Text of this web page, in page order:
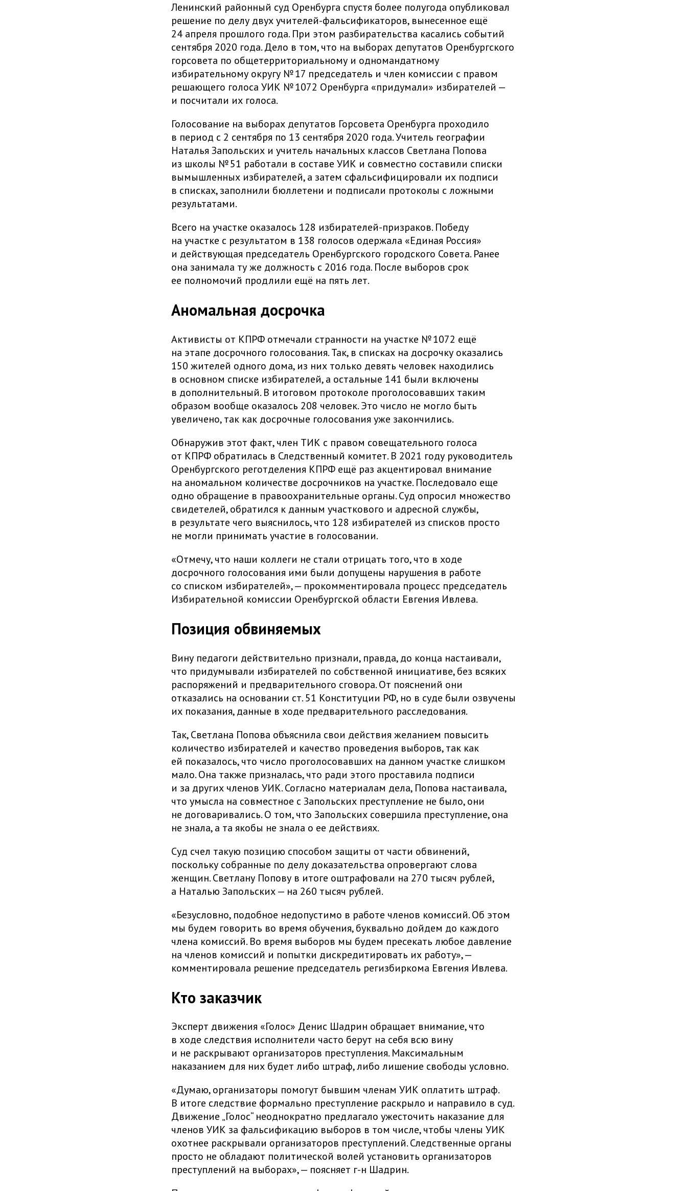
Ленинский районный суд Оренбурга спустя более полугода опубликовал
решение по делу двух учителей-фальсификаторов, вынесенное ещё
24 апреля прошлого года. При этом разбирательства касались событий
сентября 2020 года. Дело в том, что на выборах депутатов Оренбургского
горсовета по общетерриториальному и одномандатному
избирательному округу № 17 председатель и член комиссии с правом
решающего голоса УИК № 1072 Оренбурга «придумали» избирателей —
и посчитали их голоса.
Голосование на выборах депутатов Горсовета Оренбурга проходило
в период с 2 сентября по 13 сентября 2020 года. Учитель географии
Наталья Запольских и учитель начальных классов Светлана Попова
из школы № 51 работали в составе УИК и совместно составили списки
вымышленных избирателей, а затем сфальсифицировали их подписи
в списках, заполнили бюллетени и подписали протоколы с ложными
результатами.
Всего на участке оказалось 128 избирателей-призраков. Победу
на участке с результатом в 138 голосов одержала «Единая Россия»
и действующая председатель Оренбургского городского Совета. Ранее
она занимала ту же должность с 2016 года. После выборов срок
ее полномочий продлили ещё на пять лет.
Аномальная досрочка
Активисты от КПРФ отмечали странности на участке № 1072 ещё
на этапе досрочного голосования. Так, в списках на досрочку оказались
150 жителей одного дома, из них только девять человек находились
в основном списке избирателей, а остальные 141 были включены
в дополнительный. В итоговом протоколе проголосовавших таким
образом вообще оказалось 208 человек. Это число не могло быть
увеличено, так как досрочные голосования уже закончились.
Обнаружив этот факт, член ТИК с правом совещательного голоса
от КПРФ обратилась в Следственный комитет. В 2021 году руководитель
Оренбургского реготделения КПРФ ещё раз акцентировал внимание
на аномальном количестве досрочников на участке. Последовало еще
одно обращение в правоохранительные органы. Суд опросил множество
свидетелей, обратился к данным участкового и адресной службы,
в результате чего выяснилось, что 128 избирателей из списков просто
не могли принимать участие в голосовании.
«Отмечу, что наши коллеги не стали отрицать того, что в ходе
досрочного голосования ими были допущены нарушения в работе
со списком избирателей», — прокомментировала процесс председатель
Избирательной комиссии Оренбургской области Евгения Ивлева.
Позиция обвиняемых
Вину педагоги действительно признали, правда, до конца настаивали,
что придумывали избирателей по собственной инициативе, без всяких
распоряжений и предварительного сговора. От пояснений они
отказались на основании ст. 51 Конституции РФ, но в суде были озвучены
их показания, данные в ходе предварительного расследования.
Так, Светлана Попова объяснила свои действия желанием повысить
количество избирателей и качество проведения выборов, так как
ей показалось, что число проголосовавших на данном участке слишком
мало. Она также призналась, что ради этого проставила подписи
и за других членов УИК. Согласно материалам дела, Попова настаивала,
что умысла на совместное с Запольских преступление не было, они
не договаривались. О том, что Запольских совершила преступление, она
не знала, а та якобы не знала о ее действиях.
Суд счел такую позицию способом защиты от части обвинений,
поскольку собранные по делу доказательства опровергают слова
женщин. Светлану Попову в итоге оштрафовали на 270 тысяч рублей,
а Наталью Запольских — на 260 тысяч рублей.
«Безусловно, подобное недопустимо в работе членов комиссий. Об этом
мы будем говорить во время обучения, буквально дойдем до каждого
члена комиссий. Во время выборов мы будем пресекать любое давление
на членов комиссий и попытки дискредитировать их работу», —
комментировала решение председатель регизбиркома Евгения Ивлева.
Кто заказчик
Эксперт движения «Голос» Денис Шадрин обращает внимание, что
в ходе следствия исполнители часто берут на себя всю вину
и не раскрывают организаторов преступления. Максимальным
наказанием для них будет либо штраф, либо лишение свободы условно.
«Думаю, организаторы помогут бывшим членам УИК оплатить штраф.
В итоге следствие формально преступление раскрыло и направило в суд.
Движение „Голос“ неоднократно предлагало ужесточить наказание для
членов УИК за фальсификацию выборов в том числе, чтобы члены УИК
охотнее раскрывали организаторов преступлений. Следственные органы
просто не обладают политической волей установить организаторов
преступлений на выборах», — поясняет г-н Шадрин.